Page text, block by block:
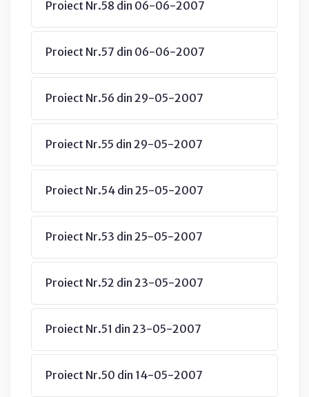
Proiect Nr.58 din 06-06-2007
Proiect Nr.57 din 06-06-2007
Proiect Nr.56 din 29-05-2007
Proiect Nr.55 din 29-05-2007
Proiect Nr.54 din 25-05-2007
Proiect Nr.53 din 25-05-2007
Proiect Nr.52 din 23-05-2007
Proiect Nr.51 din 23-05-2007
Proiect Nr.50 din 14-05-2007